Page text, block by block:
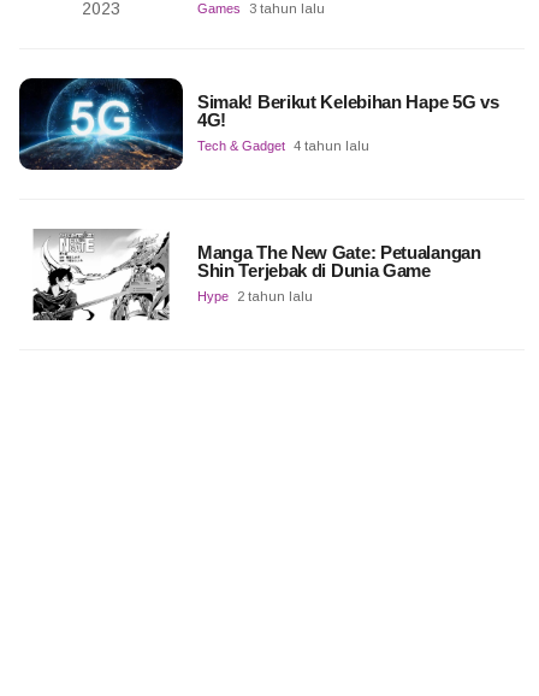
Games 3 tahun lalu
Simak! Berikut Kelebihan Hape 5G vs
4G!
Tech & Gadget 4 tahun lalu
Manga The New Gate: Petualangan
Shin Terjebak di Dunia Game
Hype 2 tahun lalu